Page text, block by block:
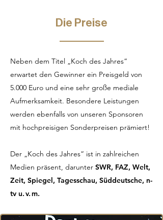
Die Preise
Neben dem Titel „Koch des Jahres“
erwartet den Gewinner ein Preisgeld von
5.000 Euro und eine sehr große mediale
Aufmerksamkeit. Besondere Leistungen
werden ebenfalls von unseren Sponsoren
mit hochpreisigen Sonderpreisen prämiert!
Der „Koch des Jahres“ ist in zahlreichen
Medien präsent, darunter SWR, FAZ, Welt,
Zeit, Spiegel, Tagesschau, Süddeutsche, n-
tv u. v. m.